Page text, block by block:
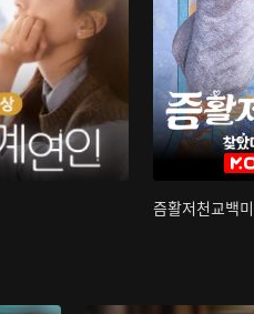
즘활저천교백